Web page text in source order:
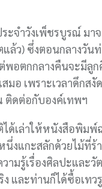
ะจำวังเพ็ชรบูรณ์ มา
แล้ว) ซึ่งตอนกลางวัน
อตกกลางคืนจะมีลู
มอ เพราะเวลาดึกส
ดต่อกับองค์เทพฯ
ได้เล่าให้หนังสือพิม
งแกะสลักด้วยไม้ที่ร้
ามรู้เรื่องศิลปะและ
ง และท่านก็ได้ซื้อเทว